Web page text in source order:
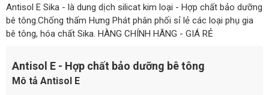
Antisol E Sika - là dung dịch silicat kim loại - Hợp chất bảo dưỡng
bê tông.Chống thấm Hưng Phát phân phối sỉ lẻ các loại phụ gia
bê tông, hóa chất Sika. HÀNG CHÍNH HÃNG - GIÁ RẺ
Antisol E - Hợp chất bảo dưỡng bê tông
Mô tả Antisol E